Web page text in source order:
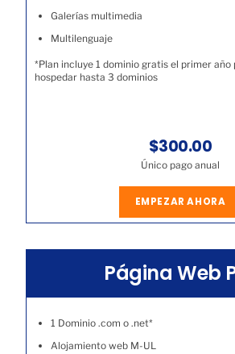
Galerías multimedia
Multilenguaje
*Plan incluye 1 dominio gratis el primer año
hospedar hasta 3 dominios
$300.00
Único pago anual
EMPEZAR AHORA
Página Web
1 Dominio .com o .net*
Alojamiento web M-UL